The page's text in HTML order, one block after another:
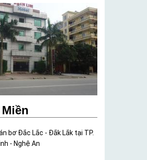
bơ Đắc Lắc - Đắk Lắk tại TP.
- Nghệ An